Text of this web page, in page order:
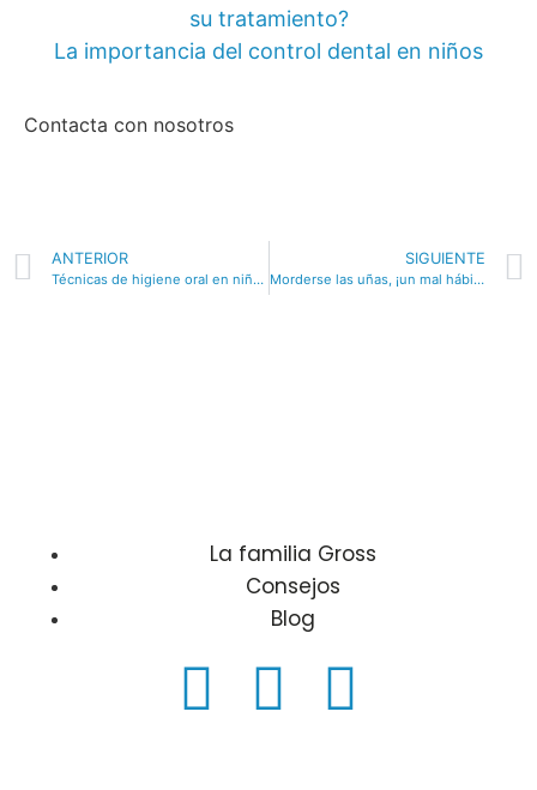
su tratamiento?
La importancia del control dental en niños
Contacta con nosotros
ANTERIOR
Técnicas de higiene oral en niños
SIGUIENTE
Morderse las uñas, ¡un mal hábito!
La familia Gross
Consejos
Blog